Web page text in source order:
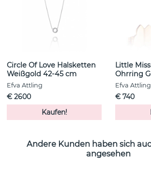
Circle Of Love Halsketten
Weißgold 42-45 cm
Efva Attling
€ 2600
Kaufen!
Little
Ohrring
Efva Attling
€ 740
Andere Kunden haben sich
angesehen